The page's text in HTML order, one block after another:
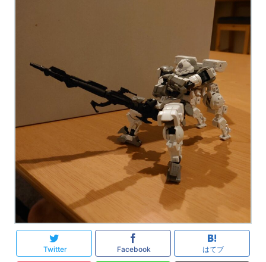
Twitter Facebook はてブ